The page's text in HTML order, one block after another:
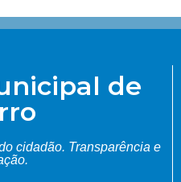
de
cidadão. Transparência e